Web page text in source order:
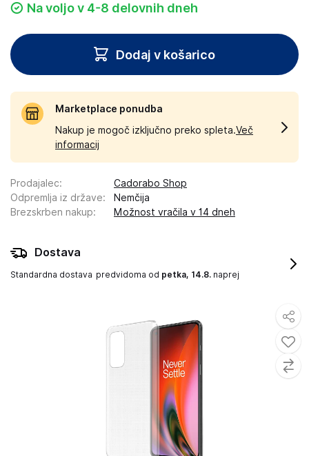
Na voljo v 4-8 delovnih dneh
Dodaj v košarico
Marketplace ponudba
Nakup je mogoč izključno preko spleta.Več
informacij
Prodajalec:
Cadorabo Shop
Odpremlja iz države:
Nemčija
Brezskrben nakup: Možnost vračila v 14 dneh
Dostava
Standardna dostava predvidoma od petka, 14.8. naprej